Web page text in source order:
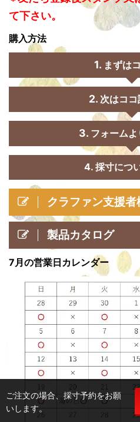
て下さい。
購入方法
まずは
次はコ
フォーム
4. 採寸につ
クラファン支援者
製品カタログ
7月の営業日カレンダー
ご注文の場合、採寸予約をお願
いします。